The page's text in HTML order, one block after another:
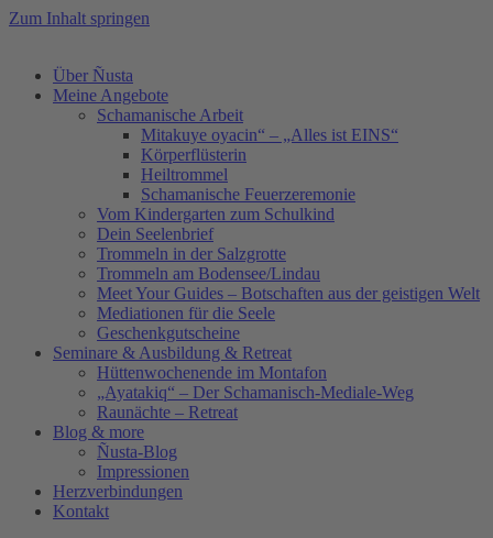
Zum Inhalt springen
Über Ñusta
Meine Angebote
Schamanische Arbeit
Mitakuye oyacin“ – „Alles ist EINS“
Körperflüsterin
Heiltrommel
Schamanische Feuerzeremonie
Vom Kindergarten zum Schulkind
Dein Seelenbrief
Trommeln in der Salzgrotte
Trommeln am Bodensee/Lindau
Meet Your Guides – Botschaften aus der geistigen Welt
Mediationen für die Seele
Geschenkgutscheine
Seminare & Ausbildung & Retreat
Hüttenwochenende im Montafon
„Ayatakiq“ – Der Schamanisch-Mediale-Weg
Raunächte – Retreat
Blog & more
Ñusta-Blog
Impressionen
Herzverbindungen
Kontakt